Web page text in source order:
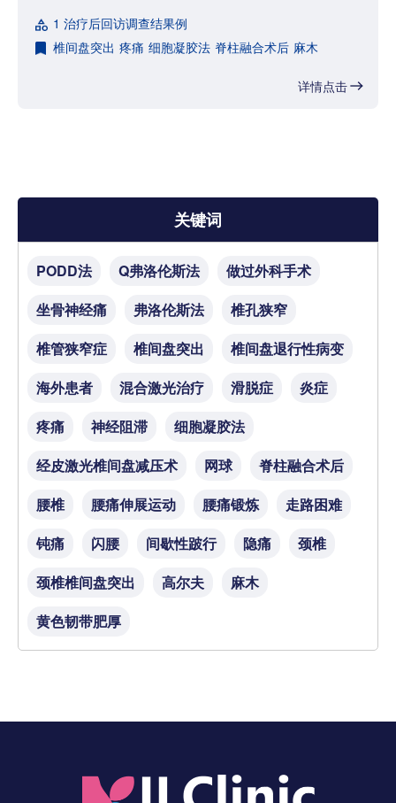
1 治疗后回访调查结果例
椎间盘突出 疼痛 细胞凝胶法 脊柱融合术后 麻木
详情点击
关键词
PODD法 Q弗洛伦斯法
做过外科手术
坐骨神经痛
弗洛伦斯法
椎孔狭窄
椎管狭窄症
椎间盘突出
椎间盘退行性病变
海外患者
混合激光治疗 滑脱症
炎症
疼痛
神经阻滞
细胞凝胶法
经皮激光椎间盘减压术
网球
脊柱融合术后
腰椎
腰痛伸展运动 腰痛锻炼
走路困难
钝痛
闪腰 间歇性跛行 隐痛
颈椎
颈椎椎间盘突出
高尔夫
麻木
黄色韧带肥厚